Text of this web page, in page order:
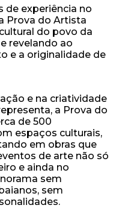
de experiência no
Prova do Artista
do povo da
revelando ao
e a originalidade de
e na criatividade
a Prova do
de 500
espaços culturais,
em obras que
de arte não só
e ainda no
sem
sem